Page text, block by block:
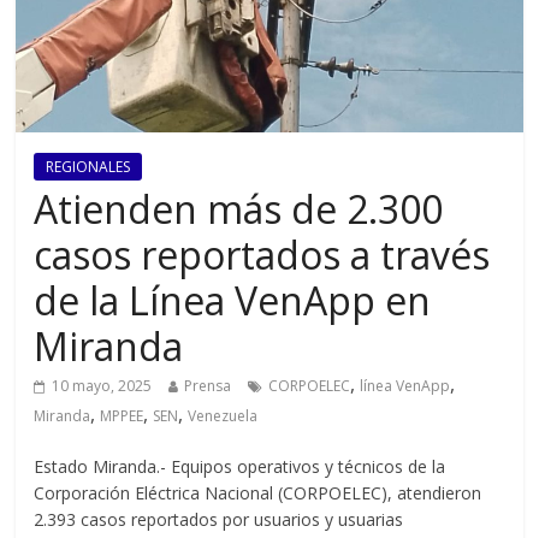
REGIONALES
Atienden más de 2.300
casos reportados a través
de la Línea VenApp en
Miranda
10 mayo, 2025 Prensa CORPOELEC, línea VenApp,
Miranda, MPPEE, SEN,Venezuela
Estado Miranda.- Equipos operativos y técnicos de la
Corporación Eléctrica Nacional (CORPOELEC), atendieron
2.393 casos reportados por usuarios y usuarias